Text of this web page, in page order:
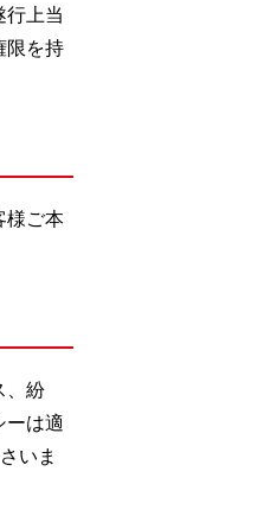
上当
限を持
様ご本
、紛
ーは適
いま